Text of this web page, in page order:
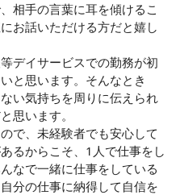
相手の言葉に耳を傾けるこ
お話いただける方だと嬉し
デイサービスでの勤務が初
と思います。そんなとき
い気持ちを周りに伝えられ
思います。
で、未経験者でも安心して
るからこそ、1人で仕事をし
なで一緒に仕事をしている
分の仕事に納得して自信を